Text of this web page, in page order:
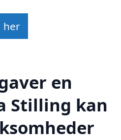
her
en
Stilling kan